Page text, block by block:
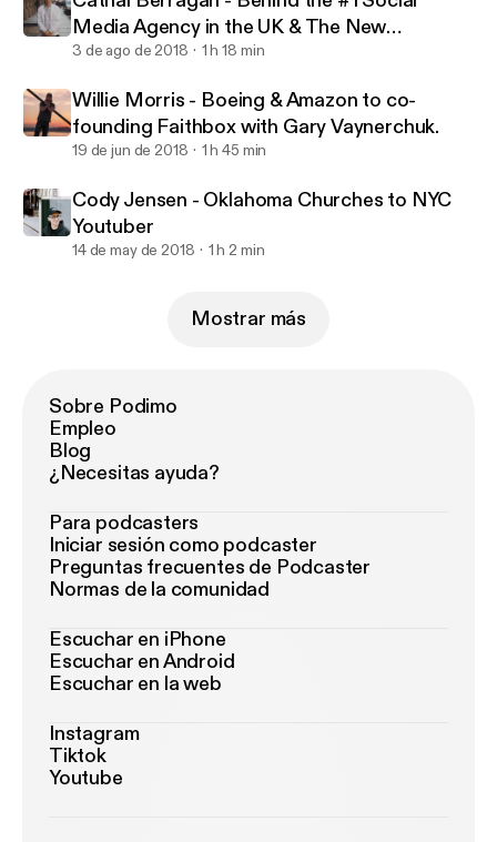
Media Agency in the UK & The New
Generation of Advertising in 2018
3 de ago de 2018 1 h 18 min
Willie Morris - Boeing & Amazon to co-
founding Faithbox with Gary Vaynerchuk.
19 de jun de 2018 1 h 45 min
Cody Jensen - Oklahoma Churches to NYC
Youtuber
14 de may de 2018 1 h 2 min
Mostrar más
Sobre Podimo
Empleo
Blog
¿Necesitas ayuda?
Para podcasters
Iniciar sesión como podcaster
Preguntas frecuentes de Podcaster
Normas de la comunidad
Escuchar en iPhone
Escuchar en Android
Escuchar en la web
Instagram
Tiktok
Youtube